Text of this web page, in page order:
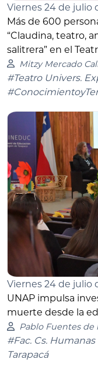
Viernes 24 de julio
Más de 600
“Claudina, teatro,
salitrera” en el
Mitzy Mercado
#Teatro Univers.
Viernes 24 de julio
UNAP impulsa
muerte desde la
Pablo Fuentes de
#Fac. Cs. Humanas
Tarapacá